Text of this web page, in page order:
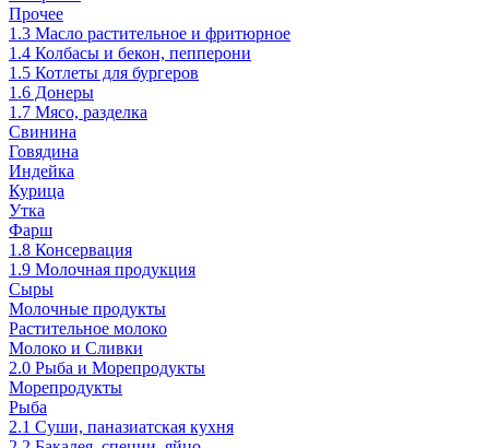
Прочее
1.3 Масло растительное и фритюрное
1.4 Колбасы и бекон, пепперони
1.5 Котлеты для бургеров
1.6 Донеры
1.7 Мясо, разделка
Свинина
Говядина
Индейка
Курица
Утка
Фарш
1.8 Консервация
1.9 Молочная продукция
Сыры
Молочные продукты
Растительное молоко
Молоко и Сливки
2.0 Рыба и Морепродукты
Морепродукты
Рыба
2.1 Суши, паназиатская кухня